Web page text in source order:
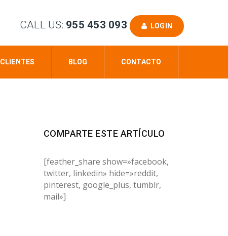
CALL US: 955 453 093 LOGIN
CLIENTES BLOG CONTACTO
COMPARTE ESTE ARTÍCULO
[feather_share show=»facebook,
twitter, linkedin» hide=»reddit,
pinterest, google_plus, tumblr,
mail»]